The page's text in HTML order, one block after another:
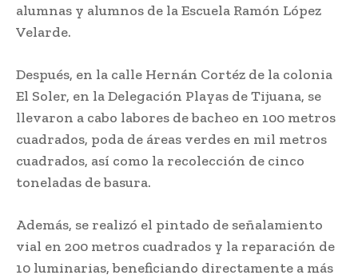
alumnas y alumnos de la Escuela Ramón López
Velarde.
Después, en la calle Hernán Cortéz de la colonia
El Soler, en la Delegación Playas de Tijuana, se
llevaron a cabo labores de bacheo en 100 metros
cuadrados, poda de áreas verdes en mil metros
cuadrados, así como la recolección de cinco
toneladas de basura.
Además, se realizó el pintado de señalamiento
vial en 200 metros cuadrados y la reparación de
10 luminarias, beneficiando directamente a más